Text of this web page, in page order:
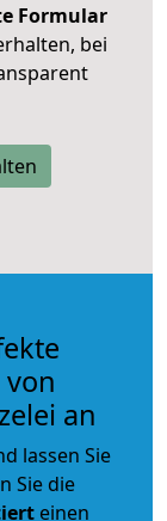
Formular
bei
an
lassen Sie
Sie die
einen